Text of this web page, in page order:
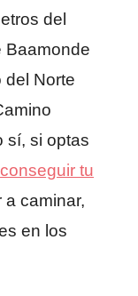
del
Baamonde
del Norte
sí, si optas
conseguir tu
caminar,
en los